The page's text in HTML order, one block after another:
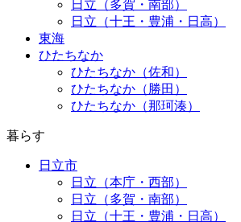
日立（多賀・南部）
日立（十王・豊浦・日高）
東海
ひたちなか
ひたちなか（佐和）
ひたちなか（勝田）
ひたちなか（那珂湊）
暮らす
日立市
日立（本庁・西部）
日立（多賀・南部）
日立（十王・豊浦・日高）